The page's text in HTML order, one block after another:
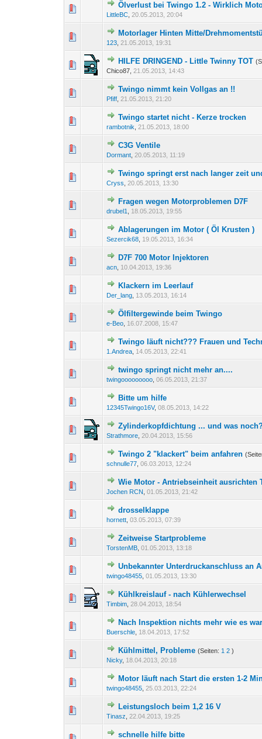
Ölverlust bei Twingo 1.2 - Wirklich
LittleBC ,20.05.2013, 20:04
0 Bewertung(en) - 0 von
12
Motorlager Hinten Mitte/
123 21.05.2013, 19:31
0 Bewertung(en) - 0 von
12
HILFE DRINGEND - Little Twinny TOT
Chico87,21.05.2013, 14:43
0 Bewertung(en) - 0 von
12
Twingo nimmt kein Vollgas an !!
Pfiff 21.05.2013, 21:20
0 Bewertung(en) - 0 von
Twingo startet nicht - Kerze trocken
rambotnik ,21.05.2013, 18:00
0 Bewertung(en) - 0 von
C3G Ventile
Dormant 20.05.2013, 11:19
Twingo springt erst nach langer zeit
Cryss ,20.05.2013, 13:30
0 Bewertung(en) - 0 12
Fragen wegen Motorproblemen D7F
drubel1 18.05.2013, 19:55
0 Bewertung(en) - 0 von
Ablagerungen im Motor ( Öl Krusten )
Sezercik68 19.05.2013, 16:34
0 Bewertung(en) - 0 von
1
D7F 700 Motor Injektoren
acn 10.04.2013, 19:36
0 Bewertung(en) - 0 von
Klackern im Leerlauf
Der_lang 13.05.2013, 16:14
0 Bewertung(en) - 0 von
Ölfiltergewinde beim Twingo
e-Beo 16.07.2008, 15:47
0 Bewertung(en) - 0 von
Twingo läuft nicht??? Frauen und
1.Andrea 14.05.2013, 22:41
0 Bewertung(en) - 0 12
twingo springt nicht mehr an....
twingooooooooo ,06.05.2013, 21:37
0 Bewertung(en) - 0 von
Bitte um hilfe
12345Twingo16V,08.05.2013, 14:22
Zylinderkopfdichtung ... und was
Strathmore 20.04.2013, 15:56
0 Bewertung(en) - 0 von
12
Twingo 2 "klackert" beim anfahren
schnulle77 ,06.03.2013, 12:24
0 Bewertung(en) - 0 von
12
Wie Motor - Antriebseinheit ausrichten
Jochen RCN ,01.05.2013, 21:42
0 Bewertung(en) - 0 1 2
drosselklappe
hornett ,03.05.2013, 07:39
Zeitweise Startprobleme
TorstenMB ,01.05.2013, 13:18
0 Bewertung(en) - 0 von
Unbekannter Unterdruckanschluss an
twingo48455 ,01.05.2013, 13:30
0 Bewertung(en) - 0 von
12
Kühlkreislauf - nach Kühlerwechsel
Timbim 28.04.2013, 18:54
0 Bewertung(en) - 0 von
Nach Inspektion nichts mehr wie es
Buerschle 18.04.2013, 17:52
0 Bewertung(en) - 0 von
12
Kühlmittel, Probleme (Seiten: 1 2 )
Nicky, 18.04.2013, 20:18
0 Bewertung(en) - 0 von
Motor läuft nach Start die ersten 1-2
twingo48455 ,25.03.2013, 22:24
0 Bewertung(en) - 0 von
12
Leistungsloch beim 1,2 16 V
Tinasz 22.04.2013, 19:25
0 Bewertung(en) - 0 von
schnelle hilfe bitte